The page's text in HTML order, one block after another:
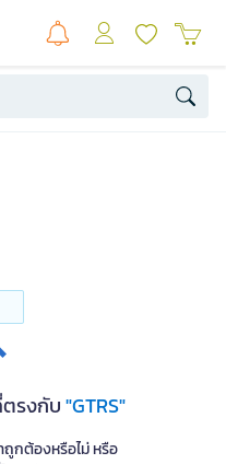
ตรงกับ"GTRS"
กต้องหรือไม่ หรือ